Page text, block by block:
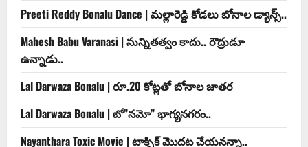
Preeti Reddy Bonalu Dance | మ‌ల్లారెడ్డి కోడ‌లు బోనాల‌ డ్యాన్స్..
Mahesh Babu Varanasi | సున్నితత్వం కాదు.. రౌద్రుడూ
ఉన్నాడు..
Lal Darwaza Bonalu | రూ.20 కోట్ల‌తో బోనాల జాత‌ర‌
Lal Darwaza Bonalu | బో”న‌మో” భాగ్య‌న‌గ‌రం..
Nayanthara Toxic Movie | టాక్సిక్ మొదట చేయనన్నా..